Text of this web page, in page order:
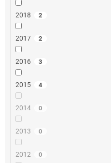
2018 2
2017 2
2016 3
2015 4
2014 0
2013 0
2012 0